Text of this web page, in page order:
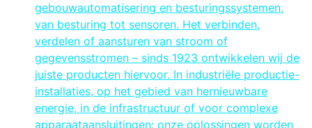
gebouwautomatisering en besturingssystemen,
van besturing tot sensoren. Het verbinden,
verdelen of aansturen van stroom of
gegevensstromen – sinds 1923 ontwikkelen wij de
juiste producten hiervoor. In industriële productie-
installaties, op het gebied van hernieuwbare
energie, in de infrastructuur of voor complexe
apparaataansluitingen: onze oplossingen worden